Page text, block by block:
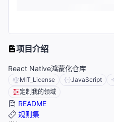
项目介绍
React Native鸿蒙化仓库
MIT_License JavaScript
定制我的领域
README
规则集